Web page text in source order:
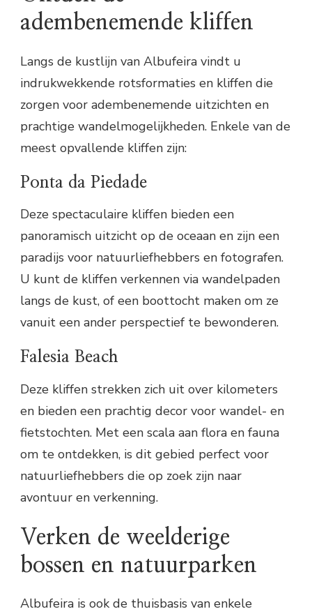
adembenemende kliffen
Langs de kustlijn van Albufeira vindt u
indrukwekkende rotsformaties en kliffen die
zorgen voor adembenemende uitzichten en
prachtige wandelmogelijkheden. Enkele van de
meest opvallende kliffen zijn:
Ponta da Piedade
Deze spectaculaire kliffen bieden een
panoramisch uitzicht op de oceaan en zijn een
paradijs voor natuurliefhebbers en fotografen.
U kunt de kliffen verkennen via wandelpaden
langs de kust, of een boottocht maken om ze
vanuit een ander perspectief te bewonderen.
Falesia Beach
Deze kliffen strekken zich uit over kilometers
en bieden een prachtig decor voor wandel- en
fietstochten. Met een scala aan flora en fauna
om te ontdekken, is dit gebied perfect voor
natuurliefhebbers die op zoek zijn naar
avontuur en verkenning.
Verken de weelderige
bossen en natuurparken
Albufeira is ook de thuisbasis van enkele